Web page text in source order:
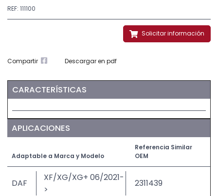
REF: 111100
Solicitar información
Compartir Descargar en pdf
CARACTERÍSTICAS
APLICACIONES
Adaptable a Marca y Modelo
Referencia Similar
OEM
DAF
XF/XG/XG+ 06/2021-
>
2311439